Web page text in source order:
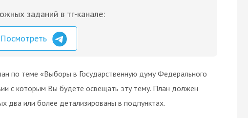
заданий в тг-канале:
Посмотреть
по теме «Выборы в Государственную думу Федерального
с которым Вы будете освещать эту тему. План должен
два или более детализированы в подпунктах.